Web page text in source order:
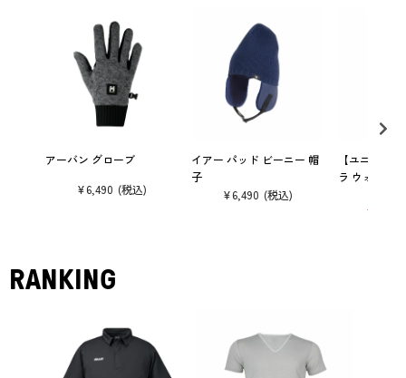
アーバン グローブ
¥6,490
イアー パッド ビーニー 帽
子
¥6,490
【ユニセッ
ラ ウォーム
¥
RANKING